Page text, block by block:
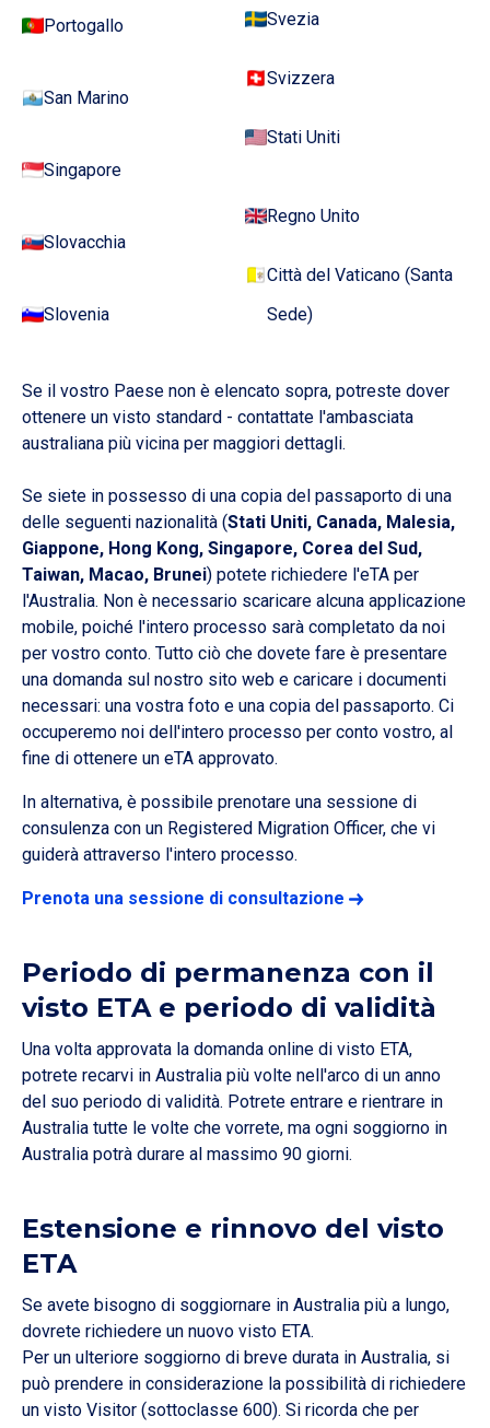
Portogallo
San Marino
Singapore
Slovacchia
Slovenia
Svezia
Svizzera
Stati Uniti
Regno Unito
Città del Vaticano (Santa
Sede)
Se il vostro Paese non è elencato sopra, potreste dover
ottenere un visto standard - contattate l'ambasciata
australiana più vicina per maggiori dettagli.
Se siete in possesso di una copia del passaporto di una
delle seguenti nazionalità (Stati Uniti, Canada, Malesia,
Giappone, Hong Kong, Singapore, Corea del Sud,
Taiwan, Macao, Brunei) potete richiedere l'eTA per
l'Australia. Non è necessario scaricare alcuna applicazione
mobile, poiché l'intero processo sarà completato da noi
per vostro conto. Tutto ciò che dovete fare è presentare
una domanda sul nostro sito web e caricare i documenti
necessari: una vostra foto e una copia del passaporto. Ci
occuperemo noi dell'intero processo per conto vostro, al
fine di ottenere un eTA approvato.
In alternativa, è possibile prenotare una sessione di
consulenza con un Registered Migration Officer, che vi
guiderà attraverso l'intero processo.
Prenota una sessione di consultazione
Periodo di permanenza con il
visto ETA e periodo di validità
Una volta approvata la domanda online di visto ETA,
potrete recarvi in Australia più volte nell'arco di un anno
del suo periodo di validità. Potrete entrare e rientrare in
Australia tutte le volte che vorrete, ma ogni soggiorno in
Australia potrà durare al massimo 90 giorni.
Estensione e rinnovo del visto
ETA
Se avete bisogno di soggiornare in Australia più a lungo,
dovrete richiedere un nuovo visto ETA.
Per un ulteriore soggiorno di breve durata in Australia, si
può prendere in considerazione la possibilità di richiedere
un visto Visitor (sottoclasse 600). Si ricorda che per